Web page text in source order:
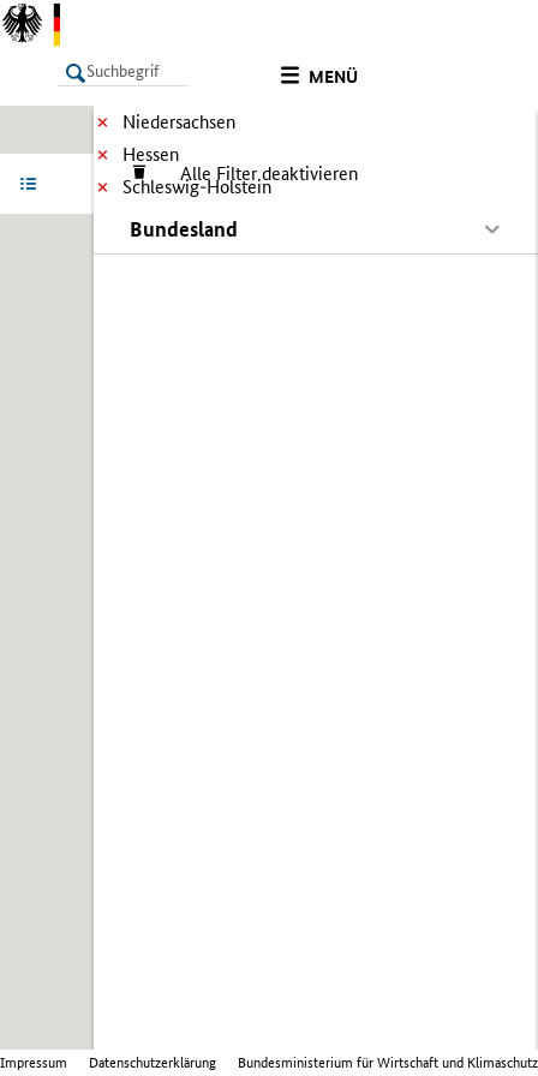
MENÜ
LISTE Info
Niedersachsen
Hessen
Schleswig-Holstein
Alle Filter deaktivieren
Bundesland
Impressum Datenschutzerklärung Bundesministerium für Wirtschaft und Klimaschutz